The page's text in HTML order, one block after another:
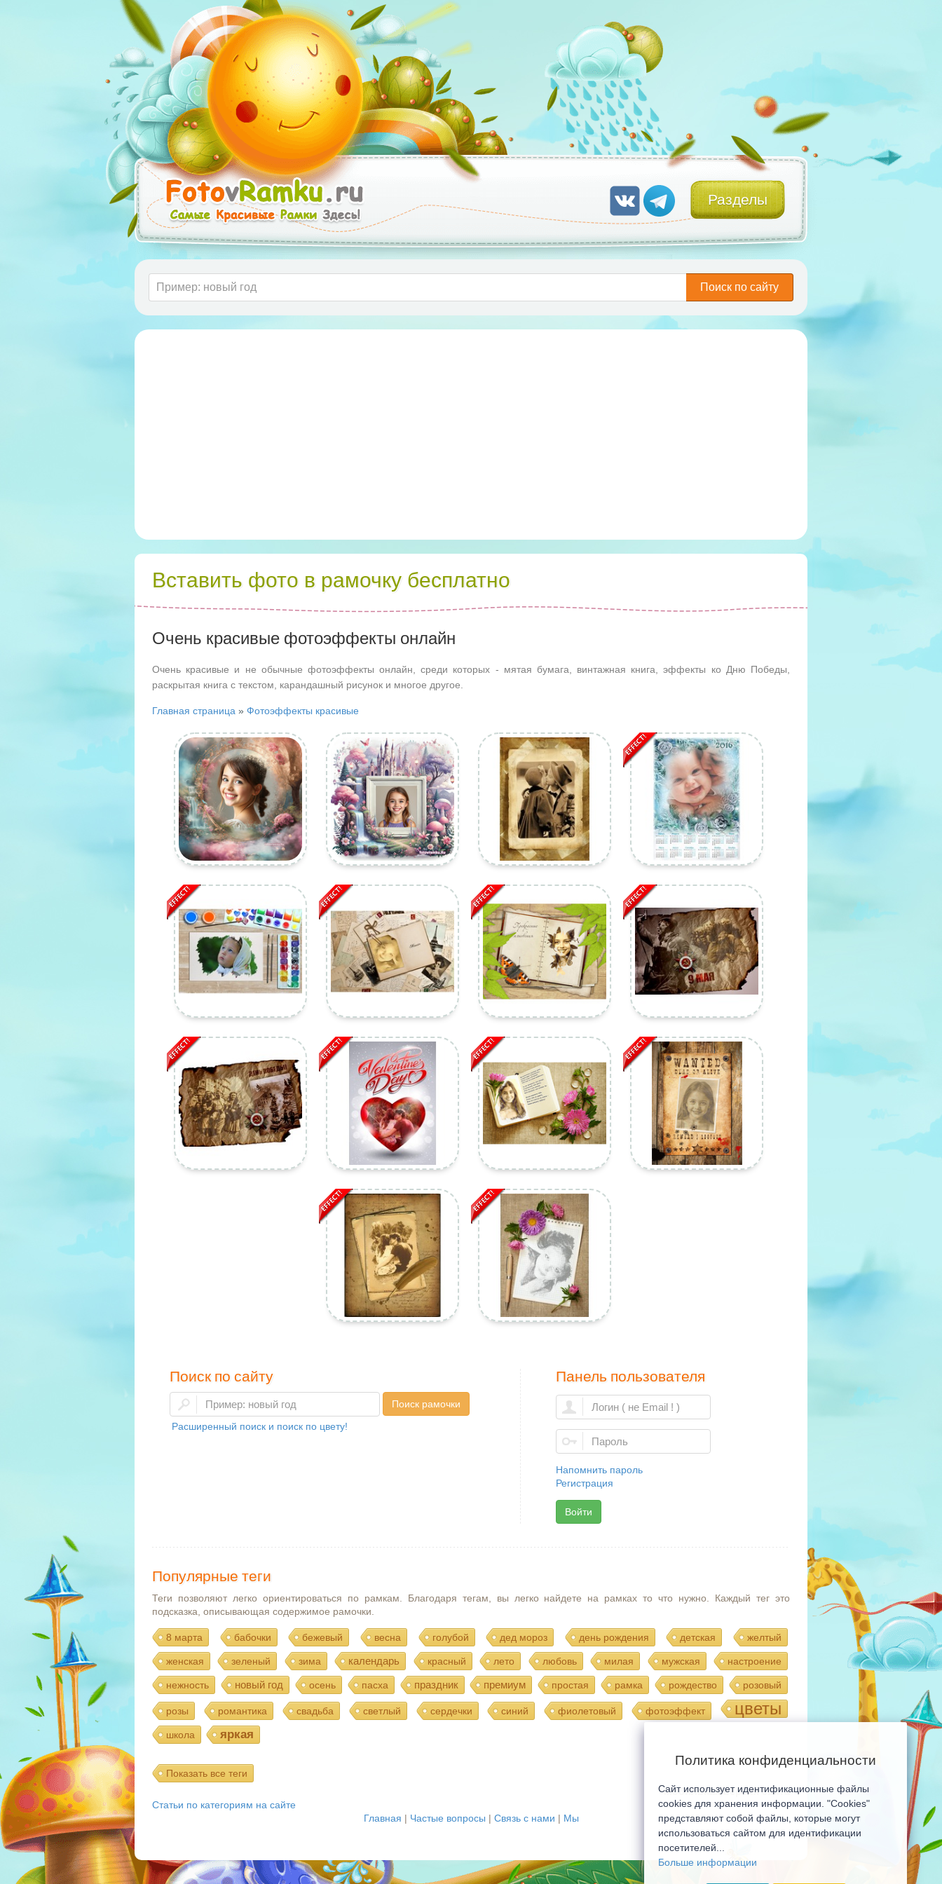
Разделы
Поиск по сайту
Вставить фото в рамочку бесплатно
Очень красивые фотоэффекты онлайн
Очень красивые и не обычные фотоэффекты онлайн, среди которых - мятая бумага, винтажная книга, эффекты ко Дню Победы,
раскрытая книга с текстом, карандашный рисунок и многое другое.
Главная страница » Фотоэффекты красивые
Поиск по сайту
Поиск рамочки
Расширенный поиск и поиск по цвету!
Панель пользователя
Напомнить пароль
Регистрация
Войти
Популярные теги
Теги позволяют легко ориентироваться по рамкам. Благодаря тегам, вы легко найдете на рамках то что нужно. Каждый тег это
подсказка, описывающая содержимое рамочки.
8 марта бабочки бежевый весна голубой дед мороз день рождения детская желтый
женская зеленый зима календарь красный лето любовь милая мужская настроение
нежность новый год осень пасха праздник премиум простая рамка рождество розовый
розы романтика свадьба светлый сердечки синий фиолетовый фотоэффект цветы
школа яркая
Показать все теги
Мобильная версия сайта
Статьи по категориям на сайте
Главная | Частые вопросы | Связь с нами | Мы
Политика конфиденциальности
Сайт использует идентификационные файлы
cookies для хранения информации. "Cookies"
представляют собой файлы, которые могут
использоваться сайтом для идентификации
посетителей...
Больше информации